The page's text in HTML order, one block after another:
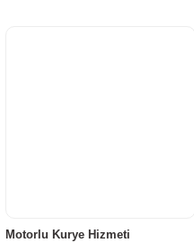
Motorlu Kurye Hizmeti